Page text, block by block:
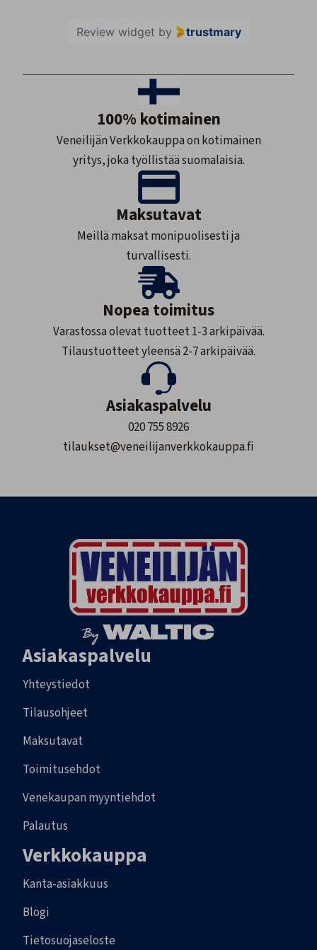
Review widget by trustmary
100% kotimainen
Veneilijän Verkkokauppa on kotimainen
yritys, joka työllistää suomalaisia.
Maksutavat
Meillä maksat monipuolisesti ja
turvallisesti.
Nopea toimitus
Varastossa olevat tuotteet 1-3 arkipäivää.
Tilaustuotteet yleensä 2-7 arkipäivää.
Asiakaspalvelu
020 755 8926
tilaukset@veneilijanverkkokauppa.fi
Asiakaspalvelu
Yhteystiedot
Tilausohjeet
Maksutavat
Toimitusehdot
Venekaupan myyntiehdot
Palautus
Verkkokauppa
Kanta-asiakkuus
Blogi
Tietosuojaseloste